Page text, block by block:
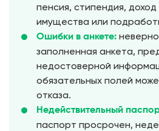
пенсия, стипендия,
имущества или
Ошибки в анкете:
заполненная анкета,
недостоверной
обязательных полей
отказа.
Недействительный
паспорт просрочен,